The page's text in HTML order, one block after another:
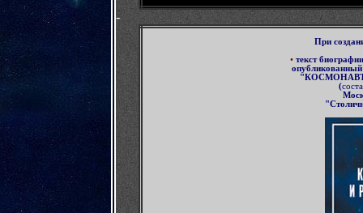
-
При
• текст биографии
опубликованны
(